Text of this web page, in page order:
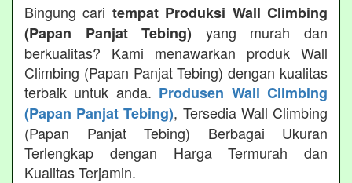
Bingung cari tempat Produksi Wall Climbing
(Papan Panjat Tebing) yang murah dan
berkualitas? Kami menawarkan produk Wall
Climbing (Papan Panjat Tebing) dengan kualitas
terbaik untuk anda. Produsen Wall Climbing
(Papan Panjat Tebing), Tersedia Wall Climbing
(Papan Panjat Tebing) Berbagai Ukuran
Terlengkap dengan Harga Termurah dan
Kualitas Terjamin.